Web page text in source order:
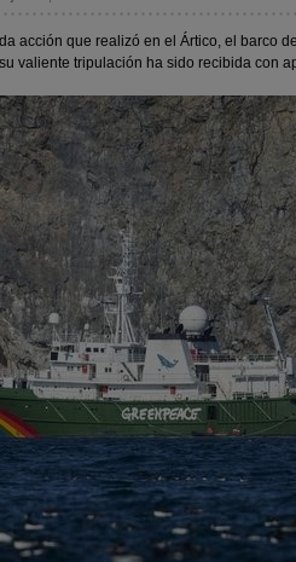
acción que realizó en el Ártico, el barco
valiente tripulación ha sido recibida con